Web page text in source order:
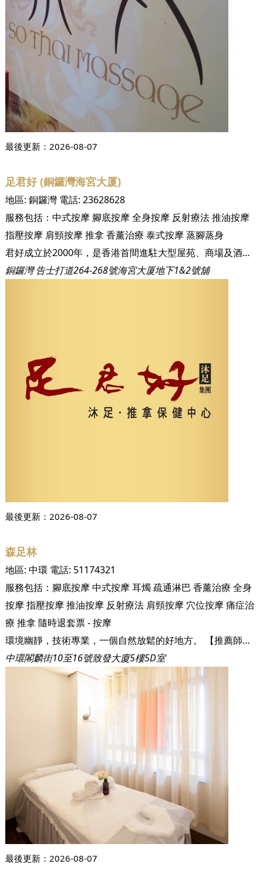
最後更新： 2026-08-07
足君好 (銅鑼灣海宮大厦)
地區: 銅鑼灣電話: 23628628
服務包括： 中式按摩 腳底按摩全身按摩 反射療法推油按摩
指壓按摩 肩頸按摩推拿香薰治療 泰式按摩蒸腳蒸身
君好成立於2000年，是香港首間進駐大型屋苑、商場及酒店的足底按摩休閒中心。成立至今已為超過三十萬名尊貴客戶提供健康休閒的養身保健服務。足君好集合了眾多人力、物力，針對現代人健康的問題展開研究，以中國數千年的養身之道－足底按摩及全身穴位推拿，配合優閒泰式裝修與頂級設備，徹底顛覆傳統對按摩、推拿的既定形象，讓您及您的家人安心又輕鬆地達到養身的功效！ 本集團至今已開設十三間沐足保健中心，遍佈港九新界，包括黃埔區、將軍澳區、香港區及荃灣等，未來將於不同地區開設分店以為各區居民服務。 足君好嚴格控管衛生環境及服務品質，讓注重養身的您同時享有最高等級的服務與最經濟實惠的消費。
銅鑼灣 告士打道264-268號海宮大厦地下1&2號舖
最後更新： 2026-08-07
森足林
地區: 中環 電話: 51174321
服務包括： 腳底按摩中式按摩耳燭 疏通淋巴 香薰治療 全身
按摩指壓按摩推油按摩 反射療法 肩頸按摩 穴位按摩痛症治
療 推拿隨時退套票 - 按摩
環境幽靜，技術專業，一個自然放鬆的好地方。 【推薦師傅（必須預約）】 陳師傅 - 18年行業經驗，精通痛症治療，凡身體有任何痛症，按摩一次即刻感受到效果！ Gary師傅 - 【治本專用】，深造按摩治療行業超過6年，；利用整復手法達到平時按摩不能夠達到的效果，深層基建治療 Ning師傅（3號） - 【骨精之選】超過18年行業經驗，專業通淋巴專家，通穴位
中環閣麟街10至16號致發大廈5樓5D室
最後更新： 2026-08-07